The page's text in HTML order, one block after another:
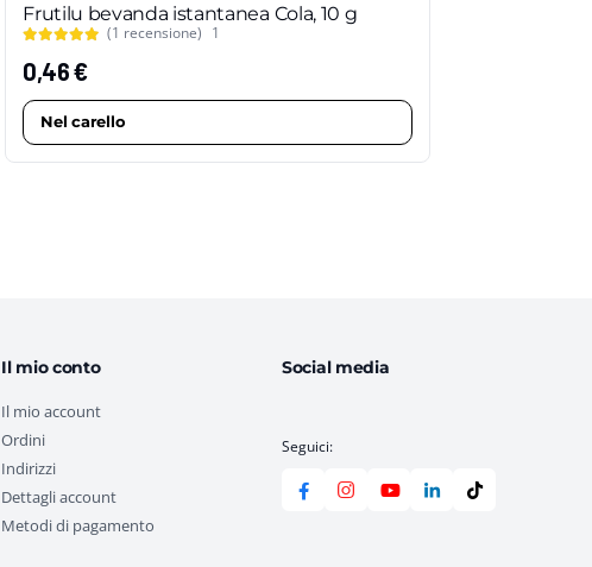
Frutilu bevanda istantanea Cola, 10 g
(1 recensione) 1
0,46€
Nel carello
Il mio conto
Il mio account
Ordini
Indirizzi
Dettagli account
Metodi di pagamento
Social media
Seguici: